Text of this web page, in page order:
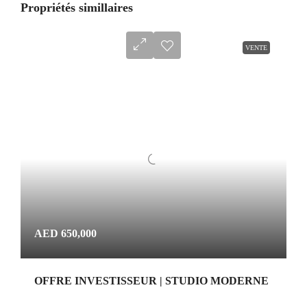
Propriétés simillaires
VENTE
AED 650,000
OFFRE INVESTISSEUR | STUDIO MODERNE